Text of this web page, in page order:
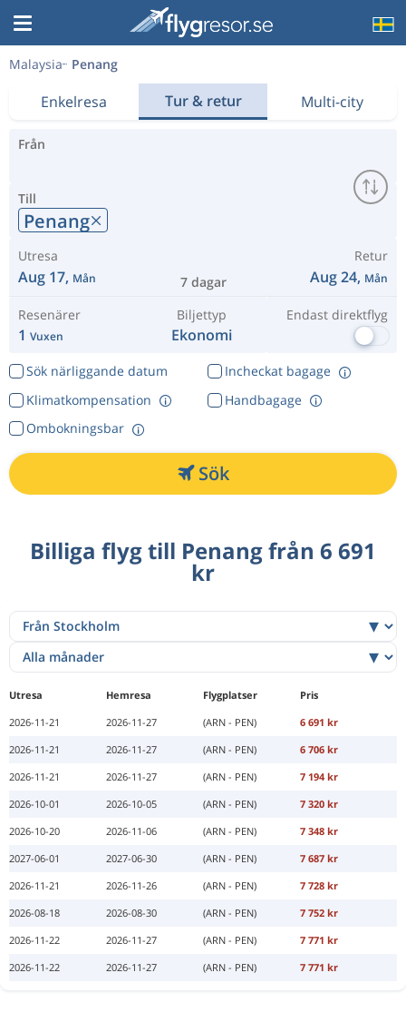
Malaysia Penang
Enkelresa Tur & retur Multi-city
Från
Till
Penang
Utresa
Aug 17, Mån 7 dagar
Retur
Aug 24, Mån
Resenärer
1 Vuxen
Biljettyp
Ekonomi
Endast direktflyg
Sök närliggande datum
Incheckat bagage
Klimatkompensation
Ombokningsbar
Handbagage
Sök
Billiga flyg till Penang från 6 691
kr
Utresa Hemresa Flygplatser
Pris
2026-11-21
2026-11-27 (ARN - PEN)
6 691 kr
2026-11-21
2026-11-27 (ARN - PEN)
6 706 kr
2026-11-21
2026-11-27 (ARN - PEN)
7 194 kr
2026-10-01
2026-10-05 (ARN - PEN)
7 320 kr
2026-10-20
2026-11-06 (ARN - PEN)
7 348 kr
2027-06-01
2027-06-30 (ARN - PEN)
7 687 kr
2026-11-21
2026-11-26 (ARN - PEN)
7 728 kr
2026-08-18
2026-08-30 (ARN - PEN)
7 752 kr
2026-11-22
2026-11-27 (ARN - PEN)
7 771 kr
2026-11-22
2026-11-27 (ARN - PEN) 7 771 kr